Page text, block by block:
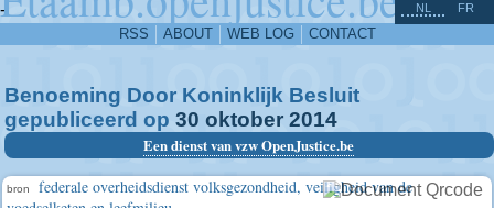
-
RSS ABOUT WEB LOG CONTACT
NL FR
Benoeming Door Koninklijk Besluit
gepubliceerd op 30 oktober 2014
Een dienst van vzw OpenJustice.be
bron
federale overheidsdienst volksgezondheid, veiligheid van de
^